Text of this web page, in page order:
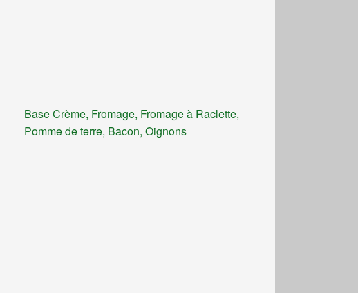
Base Crème, Fromage, Fromage à Raclette,
Pomme de terre, Bacon, Oignons